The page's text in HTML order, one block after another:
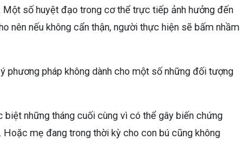
số huyệt đạo trong cơ thể trực tiếp ảnh hưởng đến
nên nếu không cẩn thận, người thực hiện sẽ bấm nhầm
phương pháp không dành cho một số những đối tượng
biệt những tháng cuối cùng vì có thể gây biến chứng
Hoặc mẹ đang trong thời kỳ cho con bú cũng không